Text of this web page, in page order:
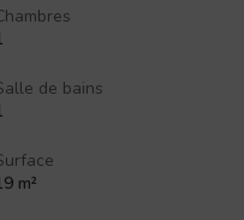
de bains
m²